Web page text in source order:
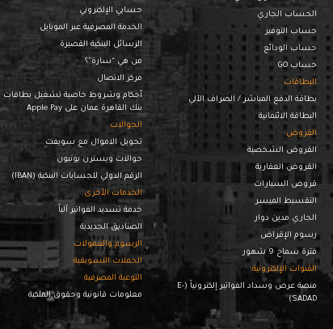
الحساب الجاري
حساب التوفير
حساب الودائع
حساب GO
البطاقات
بطاقة الدفع المباشر / الصراف الآلي
البطاقة الائتمانية
القروض
القروض الشخصية
القروض العقارية
قروض السيارات
التقسيط الميسر
الجاري مدين دوار
رسوم الإقراض
فترة سماح 9 شهور
القنوات الإلكترونية
منصة عرض وسداد الفواتير إلكترونياً (E-
SADAD)
حسابي الإلكتروني
الخدمة المصرفية عبر الموبايل
الرسائل البنكية القصيرة
من هي “سارة”؟
مركز الاتصال
أحكام وشروط خاصية تشغيل بطاقات
بنك القاهرة عمان على Apple Pay
الحوالات
تحويل الاموال مع سويفت
حوالات ويسترن يونيون
الرقم الدولي للحسابات البنكية (IBAN)
الخدمات الأخرى
خدمة تسديد الفواتير آلياً
الصناديق الحديدية
الرسوم والعمولات
الحملات التسويقية
التوعية المصرفية
معلومات قانونية وحقوق الملكية